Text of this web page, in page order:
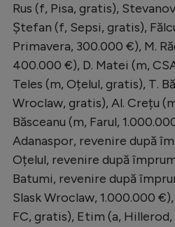
Rus (f, Pisa, gratis),
Ștefan (f, Sepsi, gratis),
Primavera, 300.000 €), M.
400.000 €), D. Matei (m,
Teles (m, Oțelul, gratis), T.
Wroclaw, gratis), Al. Crețu
Băsceanu (m, Farul,
Adanaspor, revenire după
Oțelul, revenire după
Batumi, revenire după
Slask Wroclaw, 1.000.000
FC, gratis), Etim (a,